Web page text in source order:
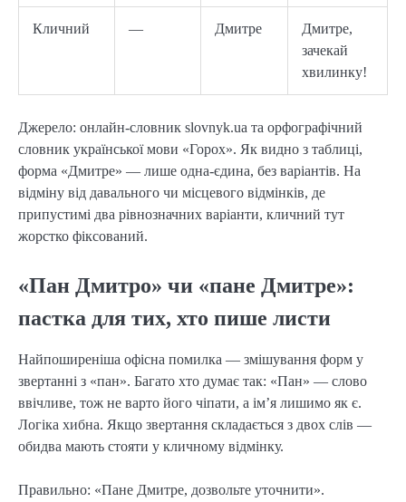
Кличний — Дмитре
Дмитре,
зачекай
хвилинку!
Джерело: онлайн-словник slovnyk.ua та орфографічний
словник української мови «Горох». Як видно з таблиці,
форма «Дмитре» — лише одна-єдина, без варіантів. На
відміну від давального чи місцевого відмінків, де
припустимі два рівнозначних варіанти, кличний тут
жорстко фіксований.
«Пан Дмитро» чи «пане Дмитре»:
пастка для тих, хто пише листи
Найпоширеніша офісна помилка — змішування форм у
звертанні з «пан». Багато хто думає так: «Пан» — слово
ввічливе, тож не варто його чіпати, а ім’я лишимо як є.
Логіка хибна. Якщо звертання складається з двох слів —
обидва мають стояти у кличному відмінку.
Правильно: «Пане Дмитре, дозвольте уточнити».